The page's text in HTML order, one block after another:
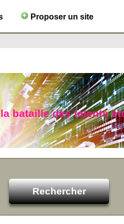
Proposer un site
bataille des talents